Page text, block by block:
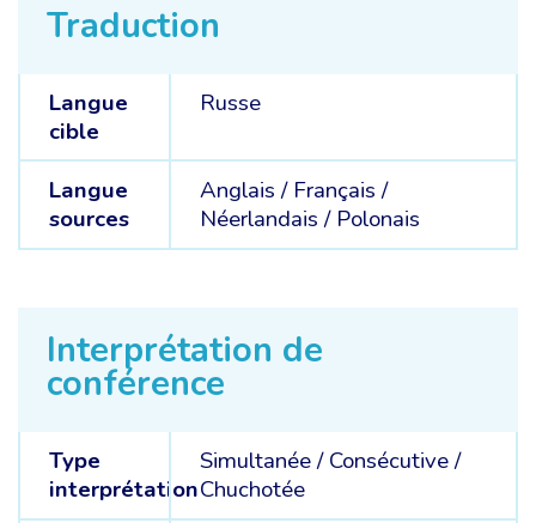
Traduction
Langue
cible
Russe
Langue
sources
Anglais / Français /
Néerlandais / Polonais
Interprétation de
conférence
Type
interprétation
Simultanée/Consécutive/
Chuchotée